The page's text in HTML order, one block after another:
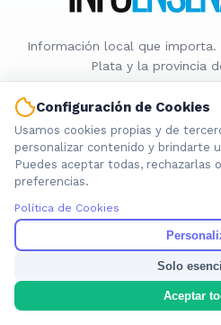
Información local que importa.
Plata y la provincia
Política de
Configuración de Cookies
Usamos cookies propias y de
personalizar contenido y brindarte
Puedes aceptar todas, rechazarlas
preferencias.
Política de Cookies
Solo
Aceptar